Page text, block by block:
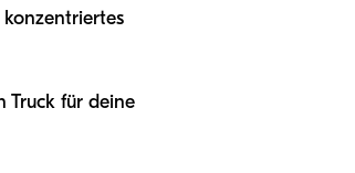
Truck für deine